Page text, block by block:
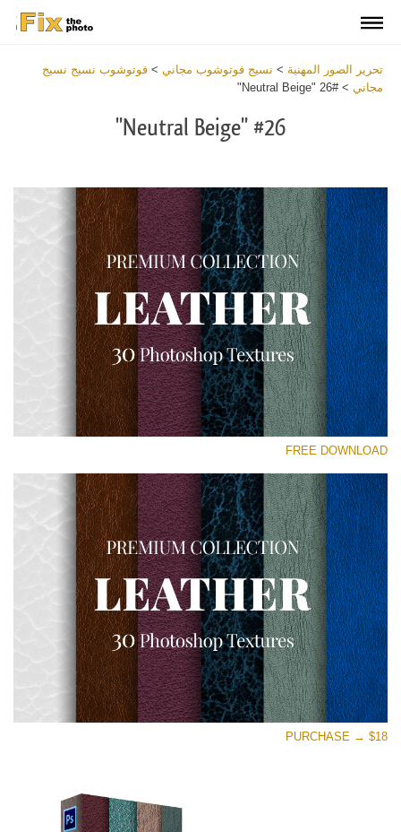
تحرير الصور المهنية > نسيج فوتوشوب مجاني > فوتوشوب نسيج نسيج
مجاني >
#26 "Neutral Beige"
#26 "Neutral Beige"
رجاء اختر
Small 800*533px
Real Leather
(30 Textures)
Large 6000*4000px
Entire Collection
(1783 Overlays)
Large 6000*4000px
تنزيل مجاني
Download
Free
Overlay
FREE DOWNLOAD
PURCHASE → $18